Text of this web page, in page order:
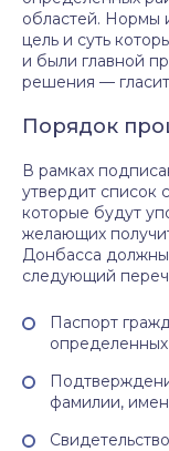
областей. Нормы
цель и суть
и были главной
решения —
Порядок
В рамках
утвердит список
которые будут
желающих
Донбасса должны
следующий
Паспорт
фамилии,